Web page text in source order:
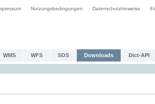
Nutzungsbedingungen Datenschutzhinweise
WMS WFS SOS Downloads Dict-API